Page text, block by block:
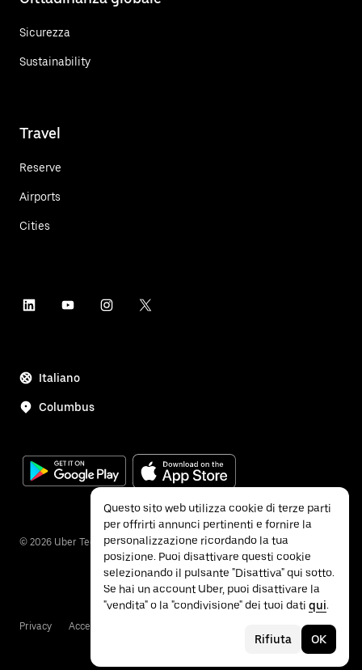
Sicurezza
Sustainability
Travel
Reserve
Airports
Cities
Italiano
Columbus
© 2026 Uber Technologies Inc.
Privacy Accessibility
Questo sito web utilizza cookie di terze parti
per offrirti annunci pertinenti e fornire la
personalizzazione ricordando la tua
posizione. Puoi disattivare questi cookie
selezionando il pulsante "Disattiva" qui sotto.
Se hai un account Uber, puoi disattivare la
"vendita" o la "condivisione" dei tuoi dati qui.
Rifiuta OK